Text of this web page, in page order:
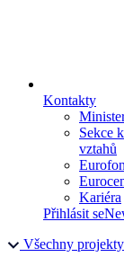
Kontakty
Sekce
vztahů
Eurofon
Kariéra
Přihlásit se
Všechny projekty